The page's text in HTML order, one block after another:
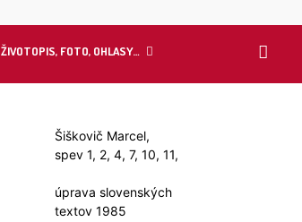
ŽIVOTOPIS, FOTO, OHLASY…
Šiškovič Marcel,
spev 1, 2, 4, 7, 10, 11,
úprava slovenských
textov 1985